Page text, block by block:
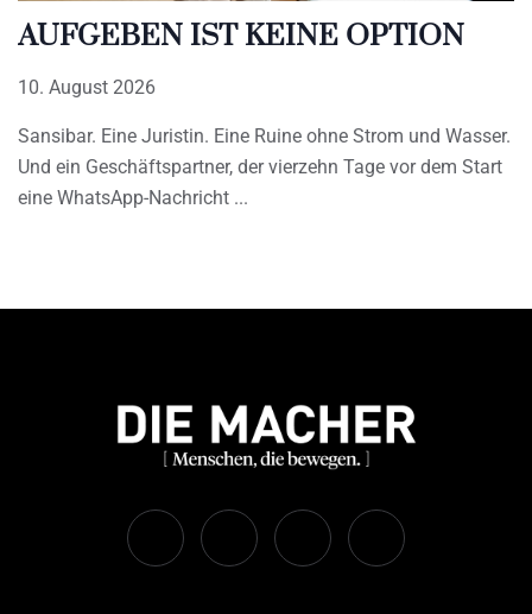
AUFGEBEN IST KEINE OPTION
10. August 2026
Sansibar. Eine Juristin. Eine Ruine ohne Strom und Wasser.
Und ein Geschäftspartner, der vierzehn Tage vor dem Start
eine WhatsApp-Nachricht